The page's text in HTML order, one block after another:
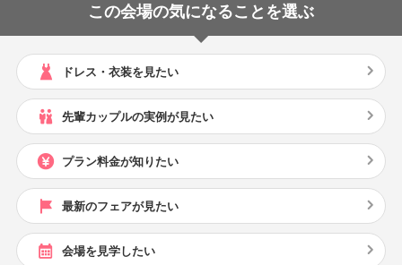
た出費でした。親族控室で提供される桜茶をサービスしていただきま
けるものはすべて持込しました。プチギフトは、私たちが好きなお菓
子を100均のギフト用巾着に詰め合わせて節約しました。ペーパーアイ
テムもすべて外部サイトで作成したので、その分値下がりしました。1
7,908円のコースのうち、前菜をメイドインとちぎの「6ピースパレッ
ト」に変更、また前菜とのバランスを考え、2品目をひとつ下のコース
の「タラバ蟹とカボチャのポタージュ」に変更しました。前菜を豪華
にしたことで第一印象での贅沢感が演出できたと思います。お造り、
蟹、オマール海老、牛ロース肉、お寿司…まさに特別な日にぴったり
のメニューでした。最寄り駅が宇都宮駅であることもあってアクセス
は良好ですが、ホテル周辺は商業施設が多く、時間帯により混雑しま
この会場の気になることを選ぶ
ドレス・衣装を見たい
先輩カップルの実例が見たい
プラン料金が知りたい
最新のフェアが見たい
会場を見学したい